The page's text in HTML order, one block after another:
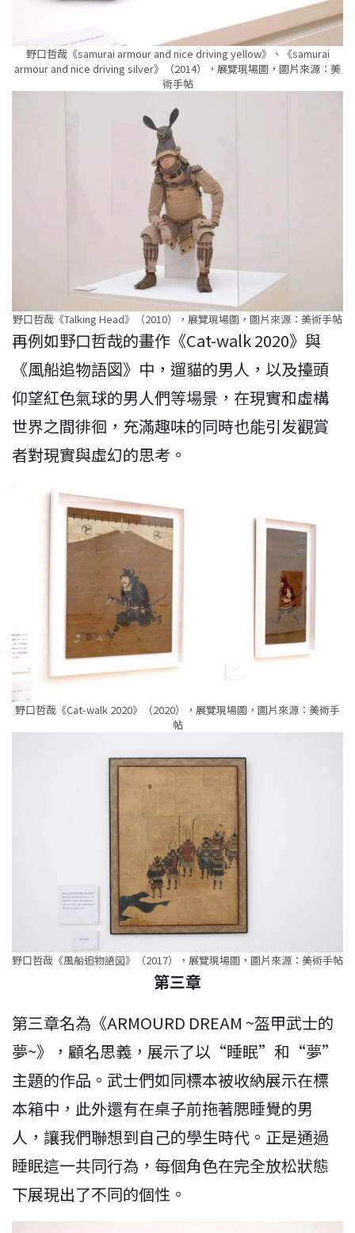
野口哲哉《samurai armour and nice driving yellow》、《samurai
armour and nice driving silver》（2014），展覽現場圖，圖片來源：美
術手帖
野口哲哉《Talking Head》（2010），展覽現場圖，圖片來源：美術手帖
再例如野口哲哉的畫作《Cat-walk 2020》與
《風船追物語図》中，遛貓的男人，以及擡頭
仰望紅色氣球的男人們等場景，在現實和虛構
世界之間徘徊，充滿趣味的同時也能引发觀賞
者對現實與虛幻的思考。
野口哲哉《Cat-walk 2020》（2020），展覽現場圖，圖片來源：美術手
帖
野口哲哉《風船追物語図》（2017），展覽現場圖，圖片來源：美術手帖
第三章
第三章名為《ARMOURD DREAM ~盔甲武士的
夢~》，顧名思義，展示了以“睡眠”和“夢”
主題的作品。武士們如同標本被收納展示在標
本箱中，此外還有在桌子前拖著腮睡覺的男
人，讓我們聯想到自己的學生時代。正是通過
睡眠這一共同行為，每個角色在完全放松狀態
下展現出了不同的個性。